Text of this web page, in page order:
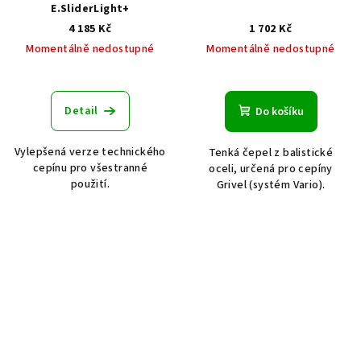
E.SliderLight+
4 185 Kč
Momentálně nedostupné
Detail
Vylepšená verze technického
cepínu pro všestranné
použití.
1 702 Kč
Momentálně nedostupné
Do košíku
Tenká čepel z balistické
oceli, určená pro cepíny
Grivel (systém Vario).